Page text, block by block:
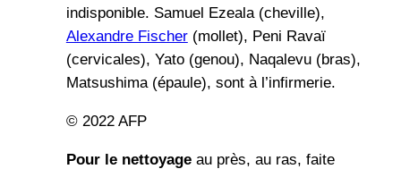
indisponible. Samuel Ezeala (cheville),
Alexandre Fischer(mollet), Peni Ravaï
(cervicales), Yato (genou), Naqalevu (bras),
Matsushima (épaule), sont à l’infirmerie.
© 2022 AFP
Pour le nettoyageau près, au ras, faite